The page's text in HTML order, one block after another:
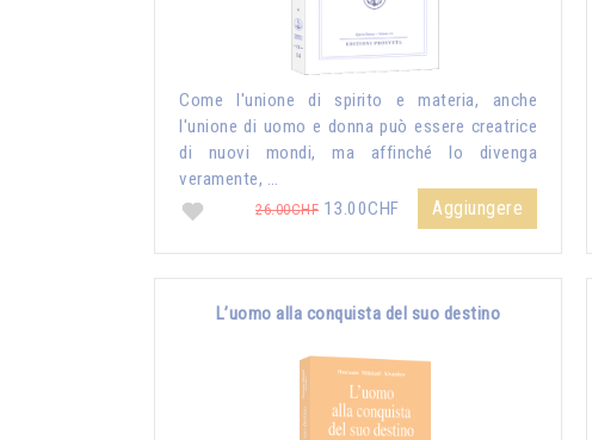
Come l'unione di spirito e materia, anche
l'unione di uomo e donna può essere creatrice
di nuovi mondi, ma affinché lo divenga
veramente, …
26.00CHF 13.00CHF Aggiungere
L’uomo alla conquista del suo destino